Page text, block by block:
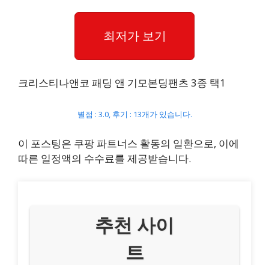
최저가 보기
크리스티나앤코 패딩 앤 기모본딩팬츠 3종 택1
별점 : 3.0, 후기 : 13개가 있습니다.
이 포스팅은 쿠팡 파트너스 활동의 일환으로, 이에
따른 일정액의 수수료를 제공받습니다.
추천 사이
트